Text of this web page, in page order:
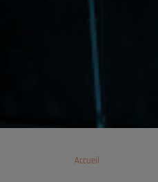
Accueil